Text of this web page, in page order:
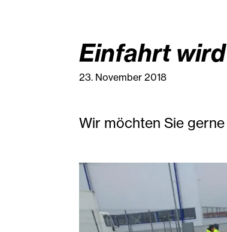
Einfahrt
23. November 2018
Wir möchten Sie